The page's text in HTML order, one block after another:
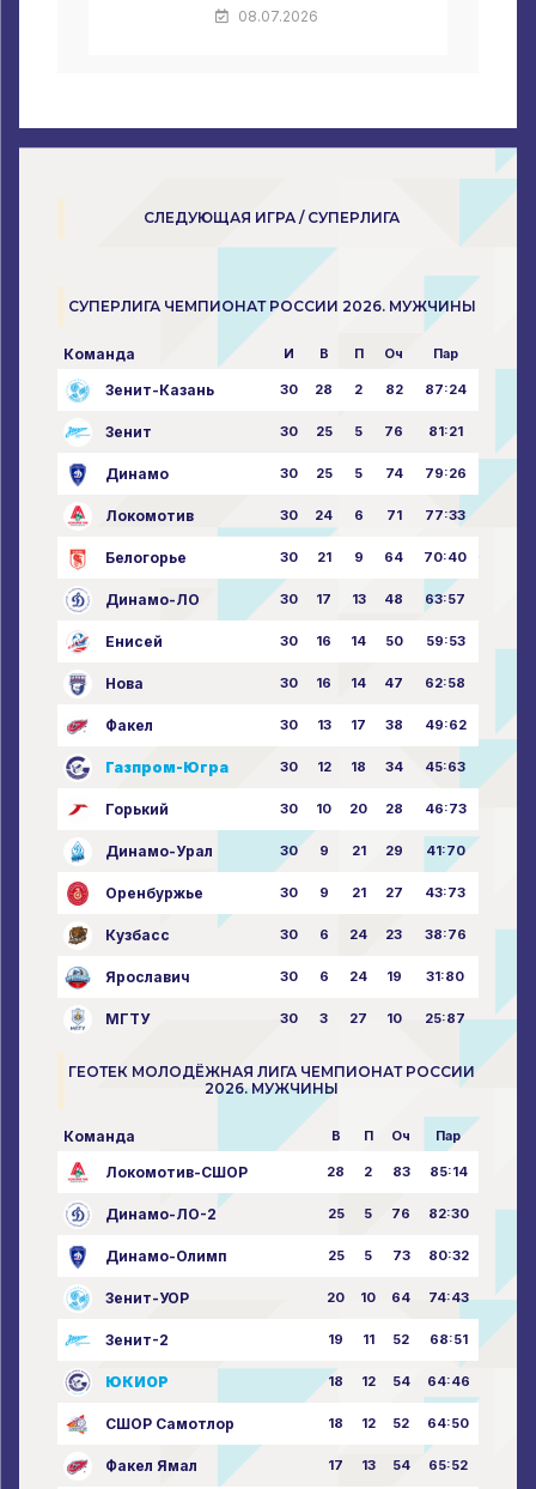
08.07.2026
СЛЕДУЮЩАЯ ИГРА / СУПЕРЛИГА
СУПЕРЛИГА ЧЕМПИОНАТ РОССИИ 2026. МУЖЧИНЫ
Команда И В П Оч Пар
Зенит-Казань 30 28 2 82 87:24
Зенит 30 25 5 76 81:21
Динамо 30 25 5 74 79:26
Локомотив 30 24 6 71 77:33
Белогорье 30 21 9 64 70:40
Динамо-ЛО 30 17 13 48 63:57
Енисей 30 16 14 50 59:53
Нова 30 16 14 47 62:58
Факел 30 13 17 38 49:62
Газпром-Югра 30 12 18 34 45:63
Горький 30 10 20 28 46:73
Динамо-Урал 30 9 21 29 41:70
Оренбуржье 30 9 21 27 43:73
Кузбасс 30 6 24 23 38:76
Ярославич 30 6 24 19 31:80
МГТУ 30 3 27 10 25:87
ГЕОТЕК МОЛОДЁЖНАЯ ЛИГА ЧЕМПИОНАТ РОССИИ
2026. МУЖЧИНЫ
Команда В П Оч Пар
Локомотив-СШОР 28 2 83 85:14
Динамо-ЛО-2 25 5 76 82:30
Динамо-Олимп 25 5 73 80:32
Зенит-УОР 20 10 64 74:43
Зенит-2 19 11 52 68:51
ЮКИОР 18 12 54 64:46
СШОР Самотлор 18 12 52 64:50
Факел Ямал 17 13 54 65:52